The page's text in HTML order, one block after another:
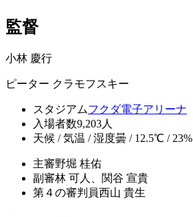
監督
小林 慶行
ピーター クラモフスキー
スタジアムフクダ電子アリーナ
入場者数9,203人
天候 / 気温 / 湿度曇 / 12.5℃ / 23%
主審野堀 桂佑
副審林 可人、関谷 宣貴
第４の審判員西山 貴生